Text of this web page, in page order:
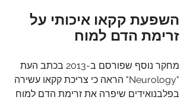
השפעת קקאו איכותי על
זרימת הדם למוח
מחקר נוסף שפורסם ב-2013 בכתב העת
"Neurology" הראה כי צריכת קקאו עשירה
בפלבנואידים שיפרה את זרימת הדם למוח